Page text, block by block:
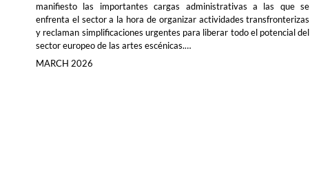
manifiesto las importantes cargas administrativas a las que se
enfrenta el sector a la hora de organizar actividades transfronterizas
y reclaman simplificaciones urgentes para liberar todo el potencial del
sector europeo de las artes escénicas.…
MARCH 2026